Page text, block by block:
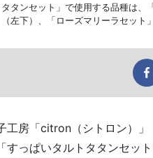
タタンセット」で使用する品種は
左下）、「ローズマリーラセット
工房「citron（シトロン）
すっぱいタルトタタンセット